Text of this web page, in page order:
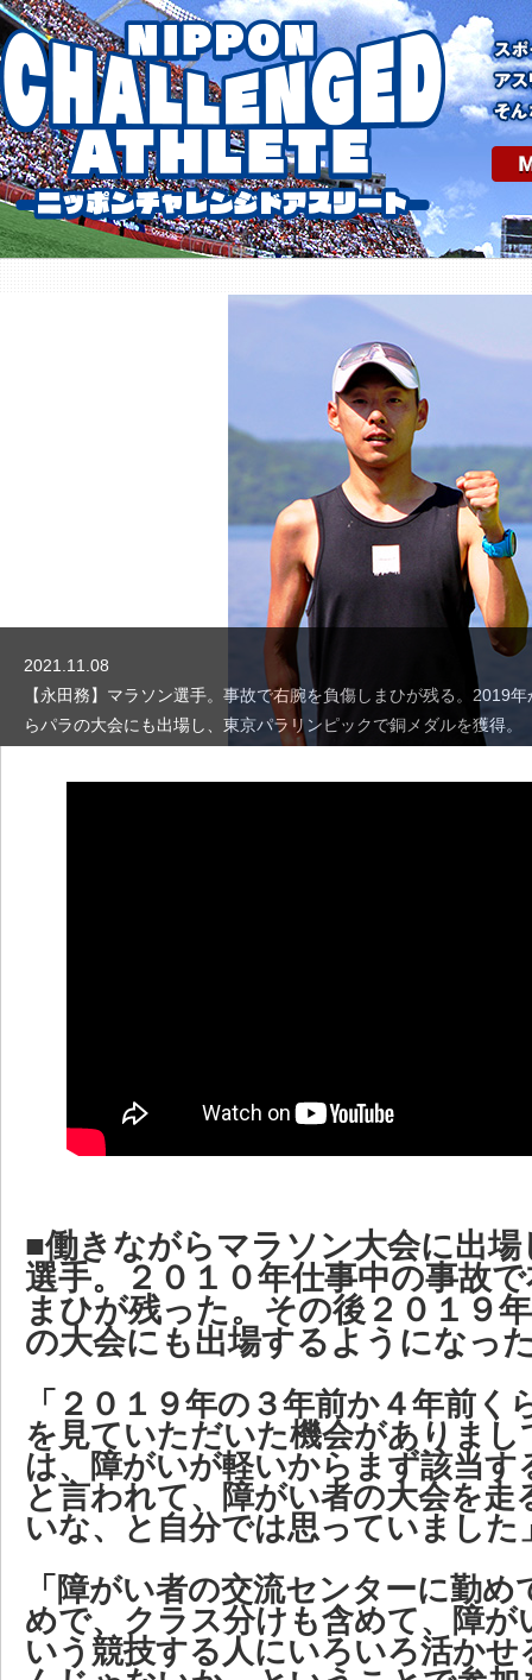
2021.11.08
【永田務】マラソン選手。事故で右腕を負傷しまひが残る。2019年
らパラの大会にも出場し、東京パラリンピックで銅メダルを獲得。
■働きながらマラソン大会に出
選手。２０１０年仕事中の事故
まひが残った。その後２０１９
の大会にも出場するようになっ
「２０１９年の３年前か４年前く
を見ていただいた機会がありまし
は、障がいが軽いからまず該当す
と言われて、障がい者の大会を走
いな、と自分では思っていました
「障がい者の交流センターに勤
めで、クラス分けも含めて、障が
いう競技する人にいろいろ活かせ